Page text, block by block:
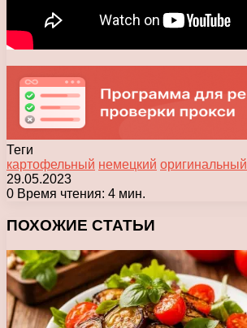
Теги
картофельный немецкий оригинальный
29.05.2023
0 Время чтения: 4 мин.
ПОХОЖИЕ СТАТЬИ